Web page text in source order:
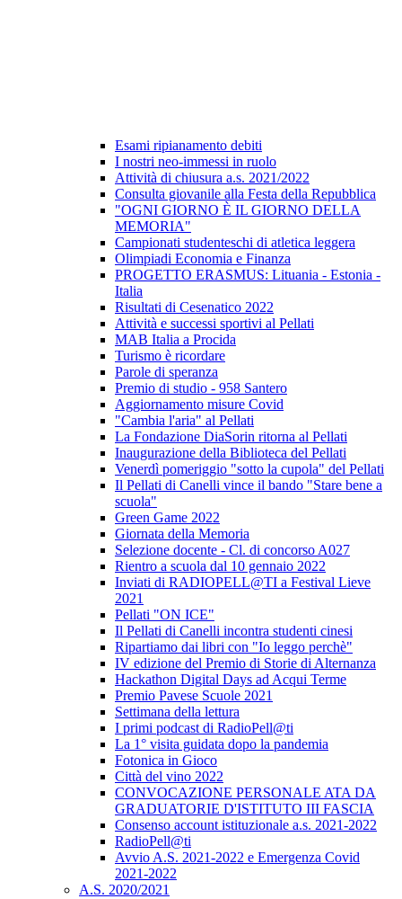
Esami ripianamento debiti
I nostri neo-immessi in ruolo
Attività di chiusura a.s. 2021/2022
Consulta giovanile alla Festa della Repubblica
"OGNI GIORNO È IL GIORNO DELLA
MEMORIA"
Campionati studenteschi di atletica leggera
Olimpiadi Economia e Finanza
PROGETTO ERASMUS: Lituania - Estonia -
Italia
Risultati di Cesenatico 2022
Attività e successi sportivi al Pellati
MAB Italia a Procida
Turismo è ricordare
Parole di speranza
Premio di studio - 958 Santero
Aggiornamento misure Covid
"Cambia l'aria" al Pellati
La Fondazione DiaSorin ritorna al Pellati
Inaugurazione della Biblioteca del Pellati
Venerdì pomeriggio "sotto la cupola" del Pellati
Il Pellati di Canelli vince il bando "Stare bene a
scuola"
Green Game 2022
Giornata della Memoria
Selezione docente - Cl. di concorso A027
Rientro a scuola dal 10 gennaio 2022
Inviati di RADIOPELL@TI a Festival Lieve
2021
Pellati "ON ICE"
Il Pellati di Canelli incontra studenti cinesi
Ripartiamo dai libri con "Io leggo perchè"
IV edizione del Premio di Storie di Alternanza
Hackathon Digital Days ad Acqui Terme
Premio Pavese Scuole 2021
Settimana della lettura
I primi podcast di RadioPell@ti
La 1° visita guidata dopo la pandemia
Fotonica in Gioco
Città del vino 2022
CONVOCAZIONE PERSONALE ATA DA
GRADUATORIE D'ISTITUTO III FASCIA
Consenso account istituzionale a.s. 2021-2022
RadioPell@ti
Avvio A.S. 2021-2022 e Emergenza Covid
2021-2022
A.S. 2020/2021